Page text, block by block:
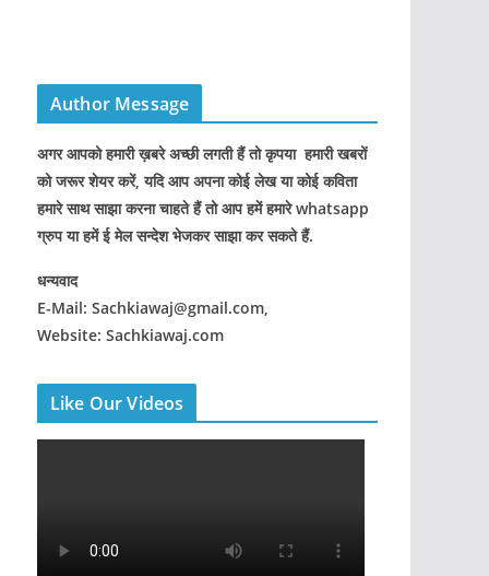
Author Message
अगर आपको हमारी ख़बरे अच्छी लगती हैं तो कृपया हमारी खबरों
को जरूर शेयर करें, यदि आप अपना कोई लेख या कोई कविता
हमारे साथ साझा करना चाहते हैं तो आप हमें हमारे whatsapp
ग्रुप या हमें ई मेल सन्देश भेजकर साझा कर सकते हैं.
धन्यवाद
E-Mail: Sachkiawaj@gmail.com,
Website: Sachkiawaj.com
Like Our Videos